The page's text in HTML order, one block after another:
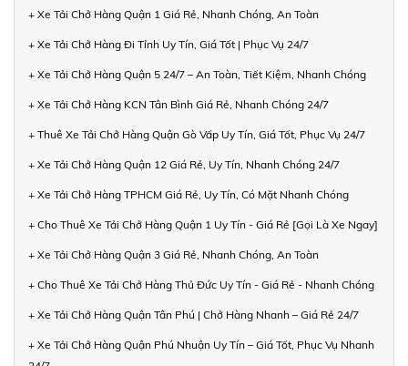
+ Xe Tải Chở Hàng Quận 1 Giá Rẻ, Nhanh Chóng, An Toàn
+ Xe Tải Chở Hàng Đi Tỉnh Uy Tín, Giá Tốt | Phục Vụ 24/7
+ Xe Tải Chở Hàng Quận 5 24/7 – An Toàn, Tiết Kiệm, Nhanh Chóng
+ Xe Tải Chở Hàng KCN Tân Bình Giá Rẻ, Nhanh Chóng 24/7
+ Thuê Xe Tải Chở Hàng Quận Gò Vấp Uy Tín, Giá Tốt, Phục Vụ 24/7
+ Xe Tải Chở Hàng Quận 12 Giá Rẻ, Uy Tín, Nhanh Chóng 24/7
+ Xe Tải Chở Hàng TPHCM Giá Rẻ, Uy Tín, Có Mặt Nhanh Chóng
+ Cho Thuê Xe Tải Chở Hàng Quận 1 Uy Tín - Giá Rẻ [Gọi Là Xe Ngay]
+ Xe Tải Chở Hàng Quận 3 Giá Rẻ, Nhanh Chóng, An Toàn
+ Cho Thuê Xe Tải Chở Hàng Thủ Đức Uy Tín - Giá Rẻ - Nhanh Chóng
+ Xe Tải Chở Hàng Quận Tân Phú | Chở Hàng Nhanh – Giá Rẻ 24/7
+ Xe Tải Chở Hàng Quận Phú Nhuận Uy Tín – Giá Tốt, Phục Vụ Nhanh